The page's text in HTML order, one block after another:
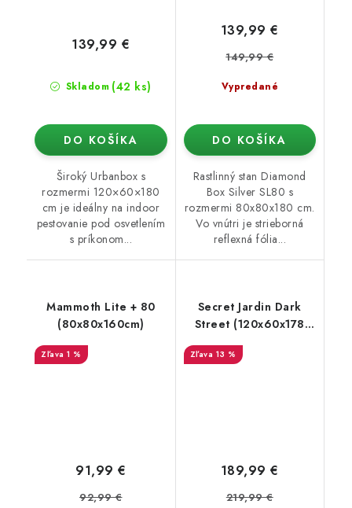
Skladom (42 ks)
139,99 €
DO KOŠÍKA
Široký Urbanbox s
rozmermi 120×60×180
cm je ideálny na indoor
pestovanie pod osvetlením
s príkonom...
Vypredané
139,99 €
149,99 €
DO KOŠÍKA
Rastlinný stan Diamond
Box Silver SL80 s
rozmermi 80x80x180 cm.
Vo vnútri je strieborná
reflexná fólia...
Mammoth Lite + 80
(80x80x160cm)
1 %
91,99 €
92,99 €
Secret Jardin Dark
Street (120x60x178
13 %
189,99 €
219,99 €